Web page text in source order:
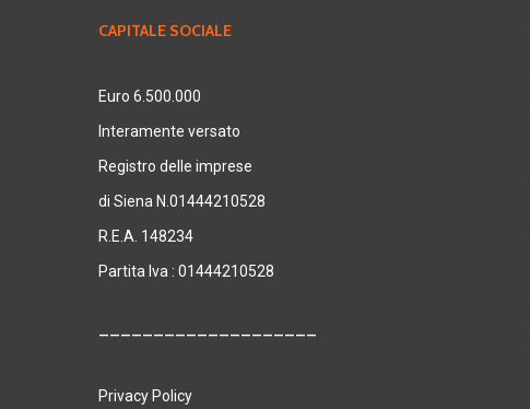
CAPITALE SOCIALE
Euro 6.500.000
Interamente versato
Registro delle imprese
di Siena N.01444210528
R.E.A. 148234
Partita Iva : 01444210528
Privacy Policy